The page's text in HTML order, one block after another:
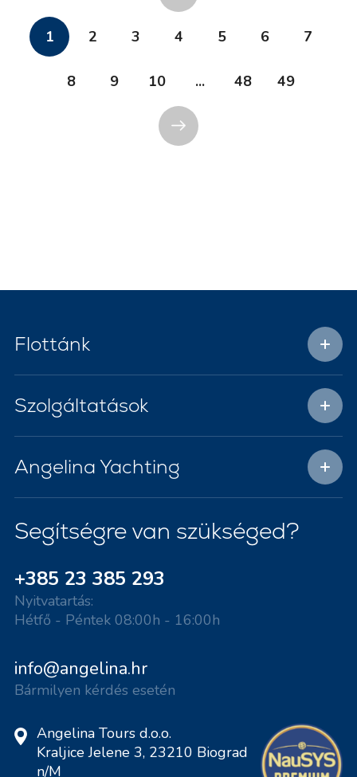
1 2 3 4 5 6 7
8 9 10 ... 48 49
Flottánk
Szolgáltatások
Angelina Yachting
Segítségre van szükséged?
+385 23 385 293
Nyitvatartás:
Hétfő - Péntek 08:00h - 16:00h
info@angelina.hr
Bármilyen kérdés esetén
Angelina Tours d.o.o.
Kraljice Jelene 3, 23210 Biograd
n/M